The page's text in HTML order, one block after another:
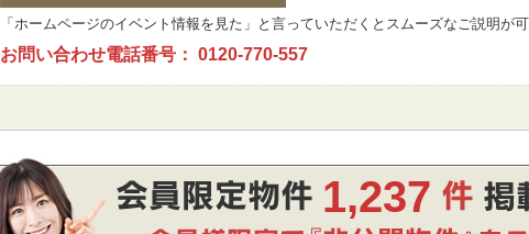
「ホームページのイベント情報を見た」と言っていただくとスムーズなご説明が可
お問い合わせ電話番号： 0120-770-557
1,237